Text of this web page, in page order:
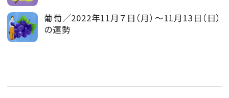
葡萄／2022年11月７日（月）～11月13日（日）
の運勢